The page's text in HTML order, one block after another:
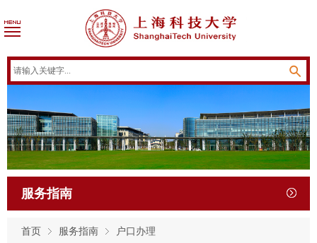
服务指南
首页 服务指南 户口办理